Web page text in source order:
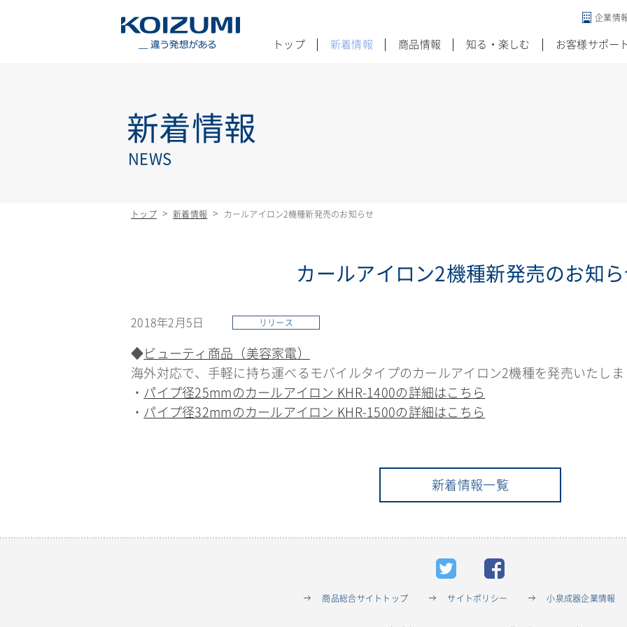
トップ 新着情報 商品情報 知る・楽しむ お客様サポー
企業情
新着情報
NEWS
トップ 新着情報 カールアイロン2機種新発売のお知らせ
カールアイロン2機種新発売のお知
2018年2月5日 リリース
◆ ビューティ商品（美容家電）
海外対応で、手軽に持ち運べるモバイルタイプのカールアイロン2機種を発売いたしま
・ パイプ径25mmのカールアイロン KHR-1400の詳細はこちら
・ パイプ径32mmのカールアイロン KHR-1500の詳細はこちら
新着情報一覧
商品総合サイトトップ サイトポリシー 小泉成器企業情報